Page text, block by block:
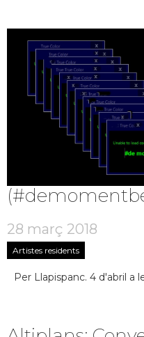
28 març 2018
Artistes residents
Per Llapispanc. 4 d'abril a